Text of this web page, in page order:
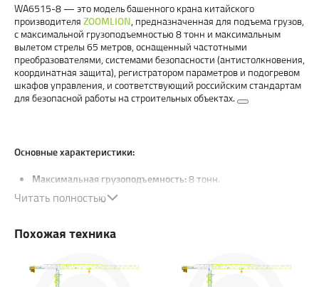
WA6515-8 — это модель башенного крана китайского
производителяZOOMLION, предназначенная для подъема грузов,
с максимальной грузоподъемностью 8 тонн и максимальным
вылетом стрелы 65 метров, оснащенный частотными
преобразователями, системами безопасности (антистолкновения,
координатная защита), регистратором параметров и подогревом
шкафов управления, и соответствующий российским стандартам
для безопасной работы на строительных объектах.
Основные характеристики:
Максимальная грузоподъемность:8 тонн.
Максимальный вылет стрелы:
Высота свободного стояния:
Тип:Башенный, с фиксированной опорой.
Читать полностью
Похожая техника